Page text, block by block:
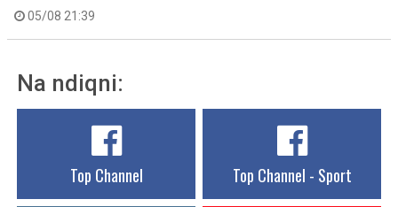
05/08 21:39
Na ndiqni:
Top Channel Top Channel - Sport